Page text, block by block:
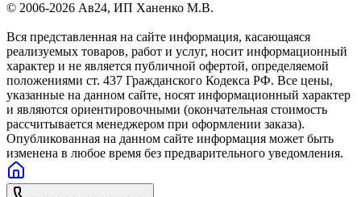
© 2006-2026 Ав24, ИП Ханенко М.В.
Вся представленная на сайте информация, касающаяся
реализуемых товаров, работ и услуг, носит информационный
характер и не является публичной офертой, определяемой
положениями ст. 437 Гражданского Кодекса РФ. Все цены,
указанные на данном сайте, носят информационный характер
и являются ориентировочными (окончательная стоимость
рассчитывается менеджером при оформлении заказа).
Опубликованная на данном сайте информация может быть
изменена в любое время без предварительного уведомления.